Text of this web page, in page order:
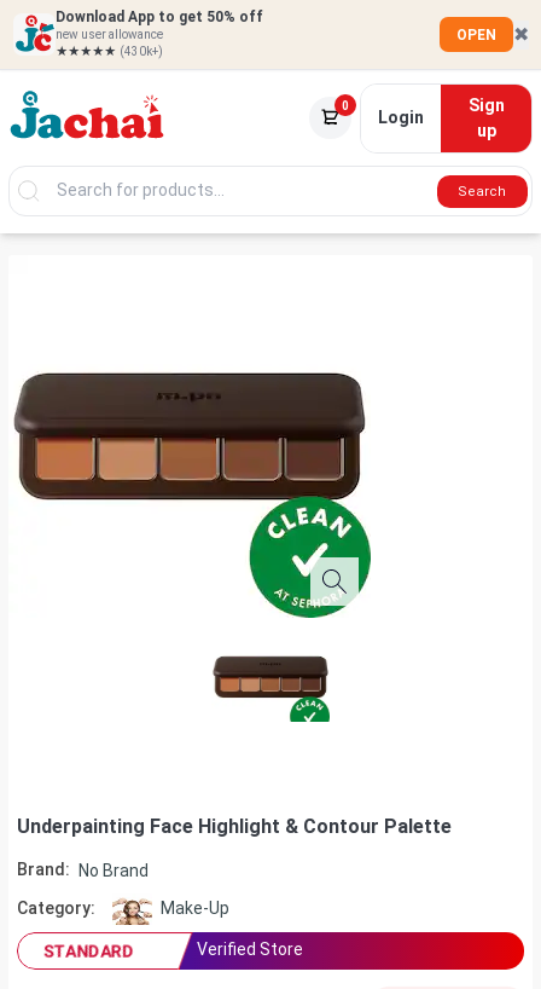
Download App to get 50% off
new user allowance
★★★★★ (430k+)
OPEN ✖
0
Login
Sign
up
Search
Underpainting Face Highlight & Contour Palette
Brand: No Brand
Category:
Make-Up
STANDARD Verified Store